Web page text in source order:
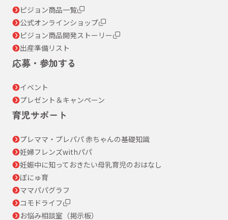
ピジョン商品一覧
公式オンラインショップ
ピジョン商品開発ストーリー
出産準備リスト
応募・参加する
イベント
プレゼント＆キャンペーン
育児サポート
プレママ・プレパパ 赤ちゃんの基礎知識
妊婦フレンズwithパパ
妊娠中に知っておきたい母乳育児のおはなし
ぼにゅ育
ママパパグラフ
コモドライフ
お悩み相談室（掲示板）